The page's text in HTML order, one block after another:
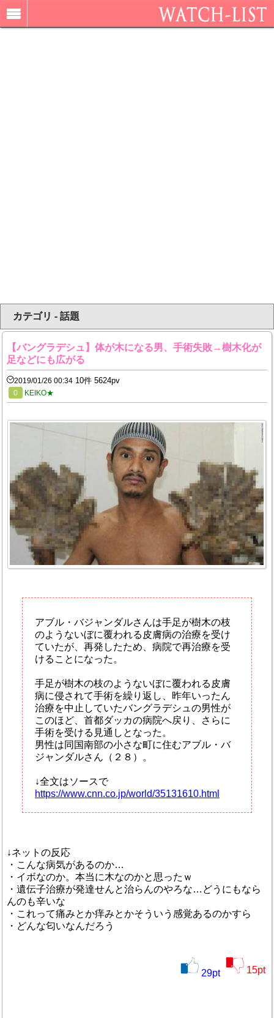
カテゴリ - 話題
【バングラデシュ】体が木になる男、手術失敗→樹木化が
足などにも広がる
2019/01/26 00:34 10件 5624pv
0 KEIKO★
アブル・バジャンダルさんは手足が樹木の枝
のようないぼに覆われる皮膚病の治療を受け
ていたが、再発したため、病院で再治療を受
けることになった。
手足が樹木の枝のようないぼに覆われる皮膚
病に侵されて手術を繰り返し、昨年いったん
治療を中止していたバングラデシュの男性が
このほど、首都ダッカの病院へ戻り、さらに
手術を受ける見通しとなった。
男性は同国南部の小さな町に住むアブル・バ
ジャンダルさん（２８）。
↓全文はソースで
https://www.cnn.co.jp/world/35131610.html
↓ネットの反応
・こんな病気があるのか…
・イボなのか。本当に木なのかと思ったｗ
・遺伝子治療が発達せんと治らんのやろな…どうにもなら
んのも辛いな
・これって痛みとか痒みとかそういう感覚あるのかすら
・どんな匂いなんだろう
29pt 15pt